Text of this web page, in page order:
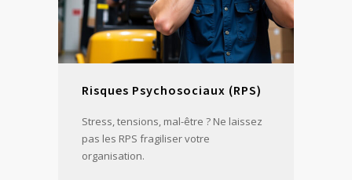
Risques Psychosociaux (RPS)
Stress, tensions, mal-être ? Ne laissez
pas les RPS fragiliser votre
organisation.